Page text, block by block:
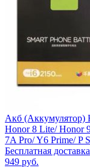
Акб (Аккумулятор)
Honor 8 Lite/ Honor
7A Pro/ Y6 Prime/ P
Бесплатная доставка
949 руб.